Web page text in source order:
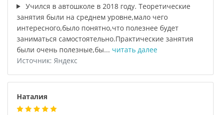
Учился в автошколе в 2018 году. Теоретические
занятия были на среднем уровне,мало чего
интересного,было понятно,что полезнее будет
заниматься самостоятельно.Практические занятия
были очень полезные,бы... читать далее
Источник: Яндекс
Наталия